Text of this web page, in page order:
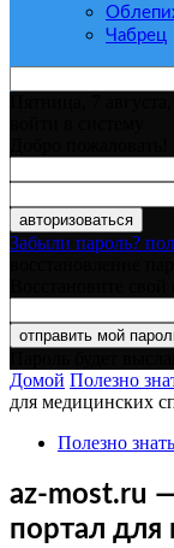
Чабрец
Забыли пароль?
Домой Полезно
для медицинских
Полезно знать
az-most.ru
портал